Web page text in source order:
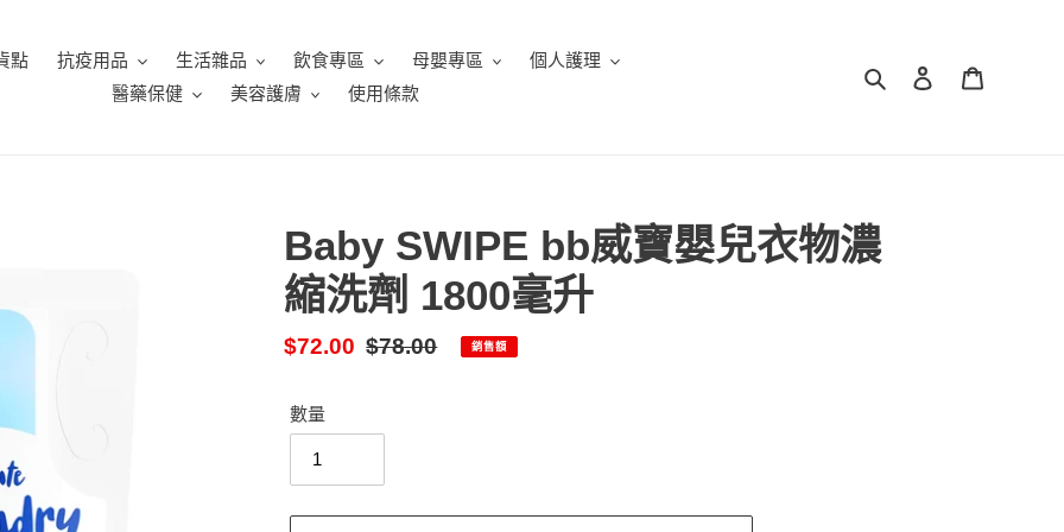
點 抗疫用品 生活雜品 飲食專區 母嬰專區
個人護理
醫藥保健
美容護膚 使用條款
搜尋 登入
Baby SWIPE bb威寶嬰兒衣物濃
縮洗劑 1800毫升
售
$72.00 定
$78.00 銷售額
數量